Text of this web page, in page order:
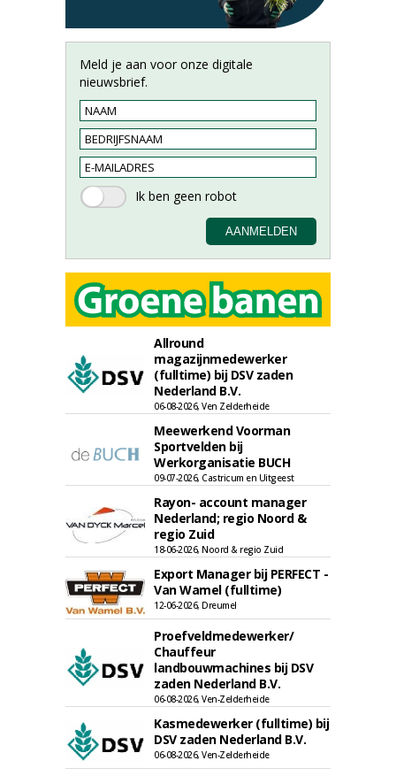
Meld je aan voor onze digitale
nieuwsbrief.
Allround
magazijnmedewerker
(fulltime) bij DSV zaden
Nederland B.V.
06-08-2026, Ven Zelderheide
Meewerkend Voorman
Sportvelden bij
Werkorganisatie BUCH
09-07-2026, Castricum en Uitgeest
Rayon- account manager
Nederland; regio Noord &
regio Zuid
18-06-2026, Noord & regio Zuid
Export Manager bij PERFECT -
Van Wamel (fulltime)
12-06-2026, Dreumel
Proefveldmedewerker/
Chauffeur
landbouwmachines bij DSV
zaden Nederland B.V.
06-08-2026, Ven-Zelderheide
Kasmedewerker (fulltime) bij
DSV zaden Nederland B.V.
06-08-2026, Ven-Zelderheide